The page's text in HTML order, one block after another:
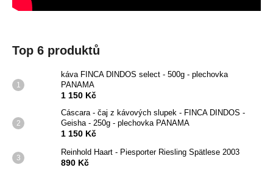
Top 6 produktů
káva FINCA DINDOS select - 500g - plechovka
PANAMA
1 150 Kč
Cáscara - čaj z kávových slupek - FINCA DINDOS -
Geisha - 250g - plechovka PANAMA
1 150 Kč
Reinhold Haart - Piesporter Riesling Spätlese 2003
890 Kč